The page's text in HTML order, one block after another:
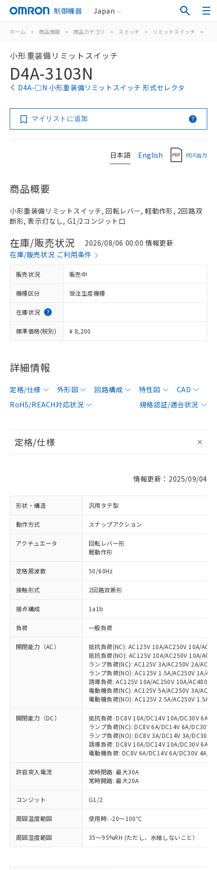
制御機器 Japan
ホーム > 商品情報 > 商品カテゴリ > スイッチ > リミットスイッチ >
小形重装備リミットスイッチ
D4A-3103N
D4A-□N 小形重装備リミットスイッチ 形式セレクタ
マイリストに追加
日本語 English PDF出力
商品概要
小形重装備リミットスイッチ, 回転レバー, 軽動作形, 2回路双
断形, 表示灯なし, G1/2コンジット口
在庫/販売状況
2026/08/06 00:00 情報更新
在庫/販売状況 ご利用条件
販売状況 販売中
機種区分 受注生産機種
在庫状況
標準価格(税別) ¥ 8,200
詳細情報
定格/仕様 外形図 回路構成 特性図
CAD
RoHS/REACH対応状況
規格認証/適合状況
定格/仕様
情報更新：2025/09/04
形状・構造 汎用タテ型
動作方式 スナップアクション
アクチュエータ
回転レバー形
軽動作形
定格周波数 50/60Hz
接触形式 2回路双断形
接点構成 1a1b
負荷 一般負荷
開閉能力（AC）
抵抗負荷(NC): AC125V 10A/AC250V 10A/
抵抗負荷(NO): AC125V 10A/AC250V 10A/
ランプ負荷(NC): AC125V 3A/AC250V 2A/
ランプ負荷(NO): AC125V 1.5A/AC250V 1A/
誘導負荷: AC125V 10A/AC250V 10A/AC480V
電動機負荷(NC): AC125V 5A/AC250V 3A/
電動機負荷(NO): AC125V 2.5A/AC250V 1.5A/
開閉能力（DC）
抵抗負荷: DC8V 10A/DC14V 10A/DC30V 6A/
ランプ負荷(NC): DC8V 6A/DC14V 6A/DC30V
ランプ負荷(NO): DC8V 3A/DC14V 3A/DC30V
誘導負荷: DC8V 10A/DC14V 10A/DC30V 6A/
電動機負荷: DC8V 6A/DC14V 6A/DC30V 4A/
許容突入電流
常時閉路: 最大30A
常時開路: 最大20A
コンジット G1/2
周囲温度範囲 使用時: -20～100℃
周囲湿度範囲 35～95%RH (ただし、氷結しないこと）
※1 対応状況
対応済み：EU RoHS指令（10物質）の